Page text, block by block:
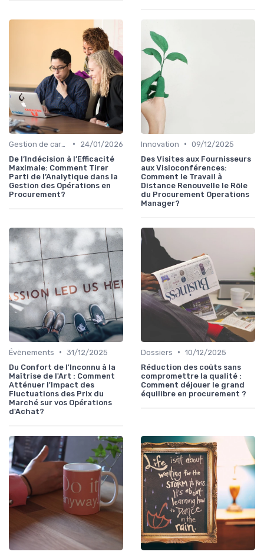
•
24/01/2026
De l’Indécision à l’Efficacité
Maximale: Comment Tirer
Parti de l’Analytique dans la
Gestion des Opérations en
Procurement?
Innovation • 09/12/2025
Des Visites aux Fournisseurs
aux Visioconférences:
Comment le Travail à
Distance Renouvelle le Rôle
du Procurement Operations
Manager?
Évènements • 31/12/2025
Du Confort de l'Inconnu à la
Maîtrise de l'Art : Comment
Atténuer l'Impact des
Fluctuations des Prix du
Marché sur vos Opérations
d'Achat?
Dossiers • 10/12/2025
Réduction des coûts sans
compromettre la qualité :
Comment déjouer le grand
équilibre en procurement ?